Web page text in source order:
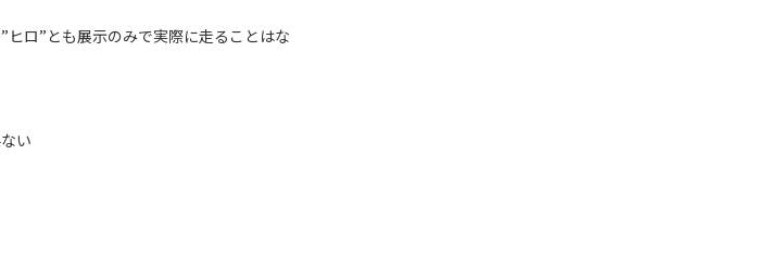
ロ”とも展示のみで実際に走ることはな
い